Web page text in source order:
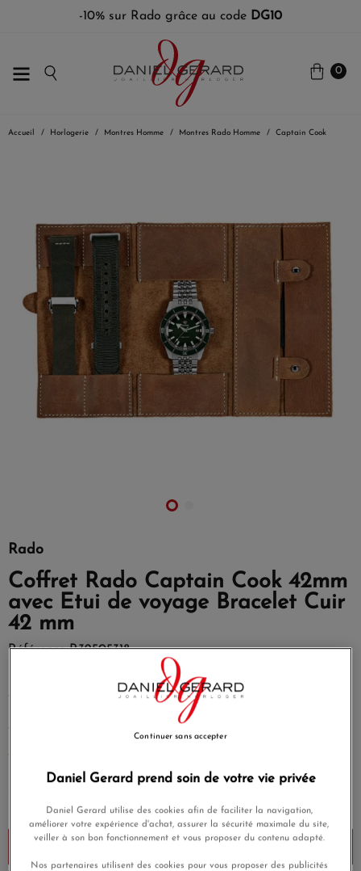
-10% sur Rado grâce au code DG10
0
Accueil Horlogerie Montres Homme Montres Rado Homme Captain Cook
Rado
Coffret Rado Captain Cook 42mm
avec Etui de voyage Bracelet Cuir
42 mm
Référence R32505318
Captain Cook Verte Bracelet Acier Grain de riz
cuir vert aspect vintage avec boucle déployante en acier
inoxydable+ Bracelet NATO vert avec boucle ardillon en
acier inoxydable
2 600,00 €
Payez seulement 260 € aujourd'hui
Ajouter au panier
Daniel Gerard prend soin de votre vie privée
Daniel Gerard utilise des cookies afin de faciliter la navigation,
améliorer votre expérience d'achat, assurer la sécurité maximale du site,
veiller à son bon fonctionnement et vous proposer du contenu adapté.
Nos partenaires utilisent des cookies pour vous proposer des publicités
Continuer sans accepter